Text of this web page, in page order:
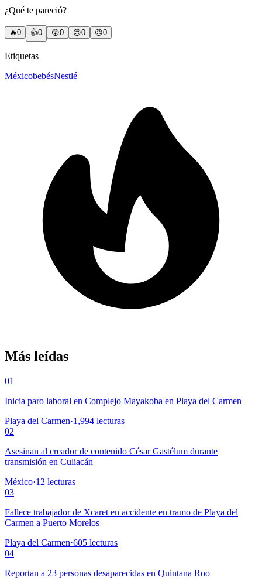
¿Qué te pareció?
🔥0 👍0 😲0 😢0 😠0
Etiquetas
MéxicobebésNestlé
Más leídas
01
Inicia paro laboral en Complejo Mayakoba en Playa del Carmen
Playa del Carmen·1,994 lecturas
02
Asesinan al creador de contenido César Gastélum durante
transmisión en Culiacán
México·12 lecturas
03
Fallece trabajador de Xcaret en accidente en tramo de Playa del
Carmen a Puerto Morelos
Playa del Carmen·605 lecturas
04
Reportan a 23 personas desaparecidas en Quintana Roo